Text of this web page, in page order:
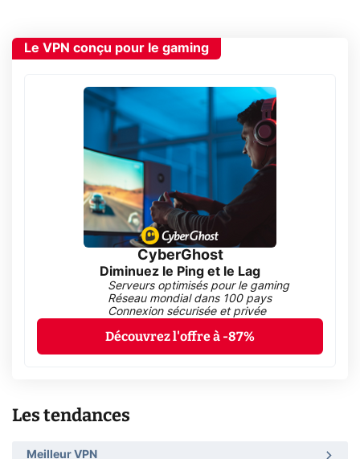
Le VPN conçu pour le gaming
CyberGhost
Diminuez le Ping et le Lag
Serveurs optimisés pour le gaming
Réseau mondial dans 100 pays
Connexion sécurisée et privée
Découvrez l'offre à -87%
Les tendances
Meilleur VPN